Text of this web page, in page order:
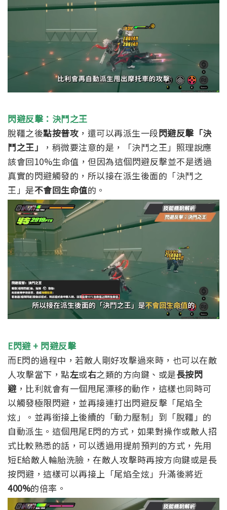
閃避反擊：決鬥之王
脫韁之後點按普攻 ，還可以再派生一段閃避反擊「決
鬥之王」
， 稍微要注意的是，「決鬥之王」照理說應
該會回10%生命值，但因為這個閃避反擊並不是透過
真實的閃避觸發的，所以接在派生後面的「決鬥之
王」是不會回生命值的。
E閃避 + 閃避反擊
而E閃的過程中，若敵人剛好攻擊過來時，也可以在敵
人攻擊當下，點左或右之類的方向鍵、或是長按閃
避 ，比利就會有一個甩尾漂移的動作，這樣也同時可
以觸發極限閃避，並再接連打出閃避反擊「尾焰全
炫」。並再銜接上後續的「動力壓制」到「脫韁」的
自動派生。 這個甩尾E閃的方式，如果對操作或敵人招
式比較熟悉的話，可以透過用提前預判的方式，先用
短E給敵人輪胎洗臉， 在敵人攻擊時再按方向鍵或是長
按閃避， 這樣可以再接上「尾焰全炫」升滿後將近
400%的倍率。